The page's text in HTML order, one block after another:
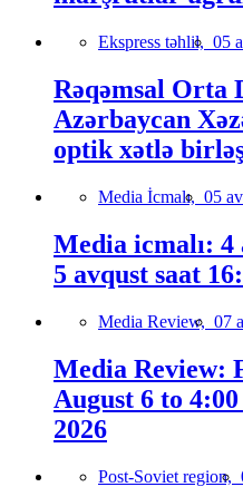
Ekspress təhlil, 05
Rəqəmsal Orta
Azərbaycan
optik xətlə
Media İcmalı, 05
Media icmalı: 4
5 avqust saat
Media Review, 07
Media Review:
August 6 to
2026
Post-Soviet region,